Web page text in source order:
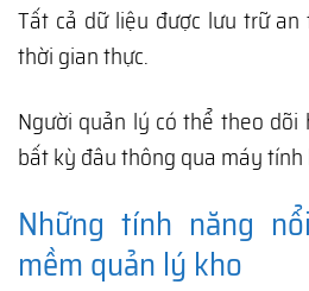
Tất cả dữ liệu được lưu trữ
thời gian thực.
Người quản lý có thể theo
bất kỳ đâu thông qua máy
Những tính năng
mềm quản lý kho